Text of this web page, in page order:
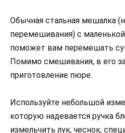
Обычная стальная мешалка
перемешивания) с
поможет вам перемешать
Помимо смешивания, в его
приготовление пюре.
Используйте небольшой
которую надевается ручка
измельчить лук, чеснок,